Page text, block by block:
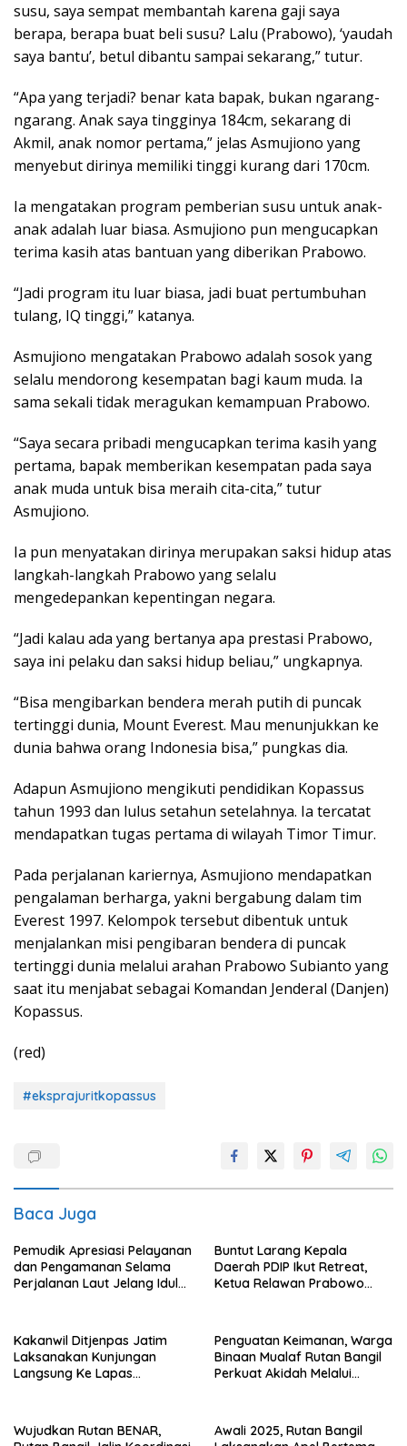
susu, saya sempat membantah karena gaji saya
berapa, berapa buat beli susu? Lalu (Prabowo), ‘yaudah
saya bantu’, betul dibantu sampai sekarang,” tutur.
“Apa yang terjadi? benar kata bapak, bukan ngarang-
ngarang. Anak saya tingginya 184cm, sekarang di
Akmil, anak nomor pertama,” jelas Asmujiono yang
menyebut dirinya memiliki tinggi kurang dari 170cm.
Ia mengatakan program pemberian susu untuk anak-
anak adalah luar biasa. Asmujiono pun mengucapkan
terima kasih atas bantuan yang diberikan Prabowo.
“Jadi program itu luar biasa, jadi buat pertumbuhan
tulang, IQ tinggi,” katanya.
Asmujiono mengatakan Prabowo adalah sosok yang
selalu mendorong kesempatan bagi kaum muda. Ia
sama sekali tidak meragukan kemampuan Prabowo.
“Saya secara pribadi mengucapkan terima kasih yang
pertama, bapak memberikan kesempatan pada saya
anak muda untuk bisa meraih cita-cita,” tutur
Asmujiono.
Ia pun menyatakan dirinya merupakan saksi hidup atas
langkah-langkah Prabowo yang selalu
mengedepankan kepentingan negara.
“Jadi kalau ada yang bertanya apa prestasi Prabowo,
saya ini pelaku dan saksi hidup beliau,” ungkapnya.
“Bisa mengibarkan bendera merah putih di puncak
tertinggi dunia, Mount Everest. Mau menunjukkan ke
dunia bahwa orang Indonesia bisa,” pungkas dia.
Adapun Asmujiono mengikuti pendidikan Kopassus
tahun 1993 dan lulus setahun setelahnya. Ia tercatat
mendapatkan tugas pertama di wilayah Timor Timur.
Pada perjalanan kariernya, Asmujiono mendapatkan
pengalaman berharga, yakni bergabung dalam tim
Everest 1997. Kelompok tersebut dibentuk untuk
menjalankan misi pengibaran bendera di puncak
tertinggi dunia melalui arahan Prabowo Subianto yang
saat itu menjabat sebagai Komandan Jenderal (Danjen)
Kopassus.
(red)
#eksprajuritkopassus
Baca Juga
Pemudik Apresiasi Pelayanan
dan Pengamanan Selama
Perjalanan Laut Jelang Idul
Buntut Larang Kepala
Daerah PDIP Ikut Retreat,
Ketua Relawan Prabowo
Kakanwil Ditjenpas Jatim
Laksanakan Kunjungan
Langsung Ke Lapas
Penguatan Keimanan, Warga
Binaan Mualaf Rutan Bangil
Perkuat Akidah Melalui
Wujudkan Rutan BENAR,
Awali 2025, Rutan Bangil